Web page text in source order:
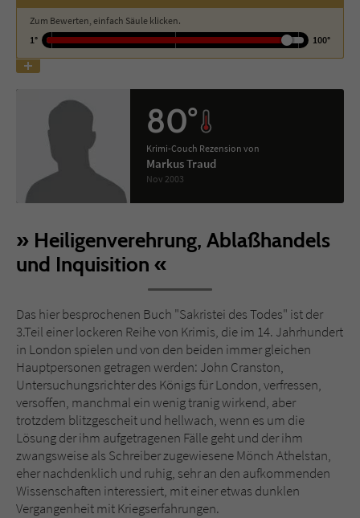
Zum Bewerten, einfach Säule klicken.
1°
100°
80°
Krimi-Couch Rezension von
Markus Traud
Nov 2003
Heiligenverehrung, Ablaßhandels
und Inquisition
Das hier besprochenen Buch "Sakristei des Todes" ist der
3.Teil einer lockeren Reihe von Krimis, die im 14. Jahrhundert
in London spielen und von den beiden immer gleichen
Hauptpersonen getragen werden: John Cranston,
Untersuchungsrichter des Königs für London, verfressen,
versoffen, manchmal ein wenig tranig wirkend, aber
trotzdem blitzgescheit und hellwach, wenn es um die
Lösung der ihm aufgetragenen Fälle geht und der ihm
zwangsweise als Schreiber zugewiesene Mönch Athelstan,
eher nachdenklich und ruhig, sehr an den aufkommenden
Wissenschaften interessiert, mit einer etwas dunklen
Vergangenheit mit Kriegserfahrungen.
Name tx_pwcomments_ahash
Anbieter
Laufzeit
Zweck Cookie für Kommentare einzelner Buchtitel
Name fe_typo_user
Anbieter Literatur-Couch Medien GmbH & Co. KG
Laufzeit Session
Zweck
Dieses Cookie gewährleistet die
Kommunikation der Webseite mit dem
Benutzer. Es wird benötigt um z. B. den
Sicherheitscode des Kontaktformulars zu
überprüfen.